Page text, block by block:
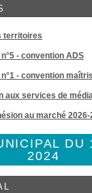
territoires
- convention ADS
- convention
aux services de
au marché 2026-
DU
2024